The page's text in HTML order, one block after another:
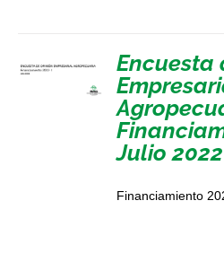
Encuesta
Julio 2022
Financiamiento